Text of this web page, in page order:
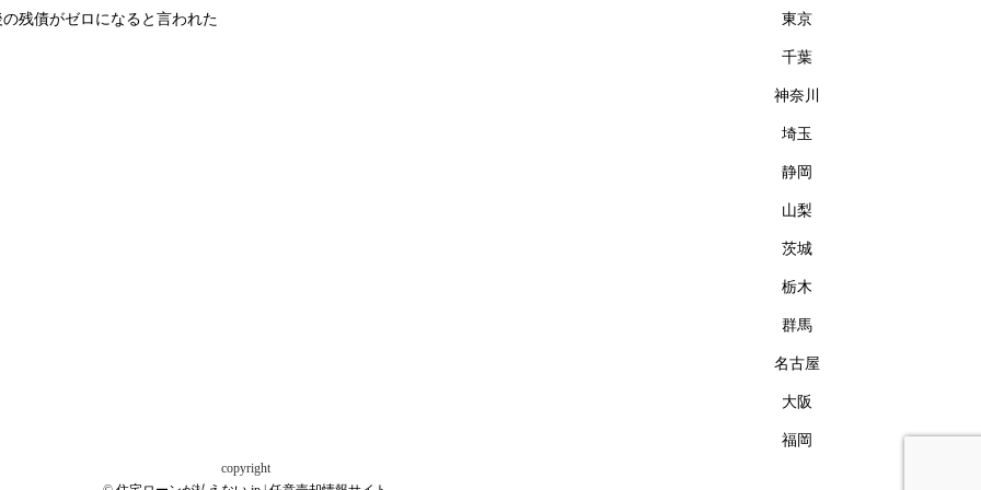
残債がゼロになると言われた 東京
千葉
神奈川
埼玉
静岡
山梨
茨城
栃木
群馬
名古屋
大阪
福岡
copyright